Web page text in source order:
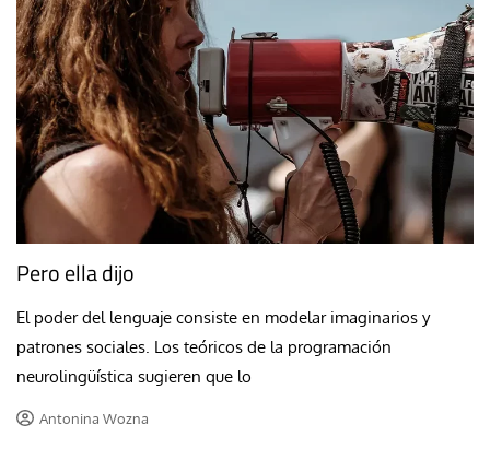
Pero ella dijo
El poder del lenguaje consiste en modelar imaginarios y
patrones sociales. Los teóricos de la programación
neurolingüística sugieren que lo
Antonina Wozna